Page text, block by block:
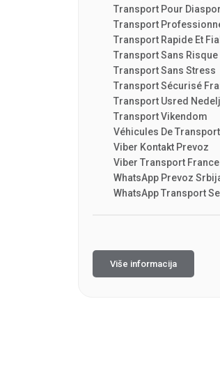
Transport Pour
Transport
Transport Rapide Et
Transport Sans Risque
Transport Sans Stress
Transport Sécurisé
Transport Usred
Transport Vikendom
Véhicules De Transport
Viber Kontakt Prevoz
Viber Transport France
WhatsApp Prevoz
WhatsApp Transport
Više informacija